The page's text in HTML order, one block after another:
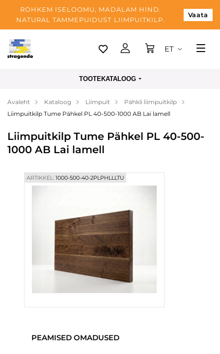
ROHKEM ISELOOMU, MADALAM HIND.
NATURAL TAMMEPUIDUST LIIMPUITKILP.
Vaata
Tallinn
Makse
Blogi
ET
TOOTEKATALOOG
Avaleht Kataloog Liimpuit
Pähkli liimpuitkilp
Liimpuitkilp Tume Pähkel PL 40-500-1000 AB Lai lamell
Liimpuitkilp Tume Pähkel PL 40-500-
1000 AB Lai lamell
ARTIKKEL:1000-500-40-2PLPHLLLTU
PEAMISED OMADUSED